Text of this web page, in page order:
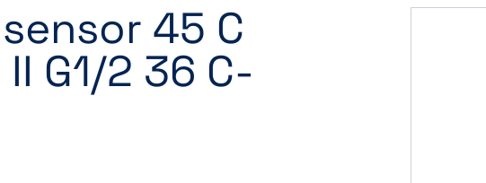
45 C
II G1/2 36 C-